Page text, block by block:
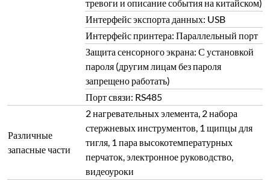
тревоги и описание события на китайском)
Интерфейс экспорта данных: USB
Интерфейс принтера: Параллельный порт
Защита сенсорного экрана: С установкой
пароля (другим лицам без пароля
запрещено работать)
Порт связи: RS485
Различные
запасные части
2 нагревательных элемента, 2 набора
стержневых инструментов, 1 щипцы для
тигля, 1 пара высокотемпературных
перчаток, электронное руководство,
видеоуроки